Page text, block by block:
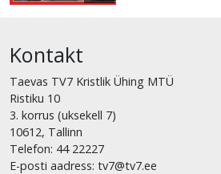
Kontakt
Taevas TV7 Kristlik Ühing MTÜ
Ristiku 10
3. korrus (uksekell 7)
10612, Tallinn
Telefon: 44 22227
E-posti aadress: tv7@tv7.ee